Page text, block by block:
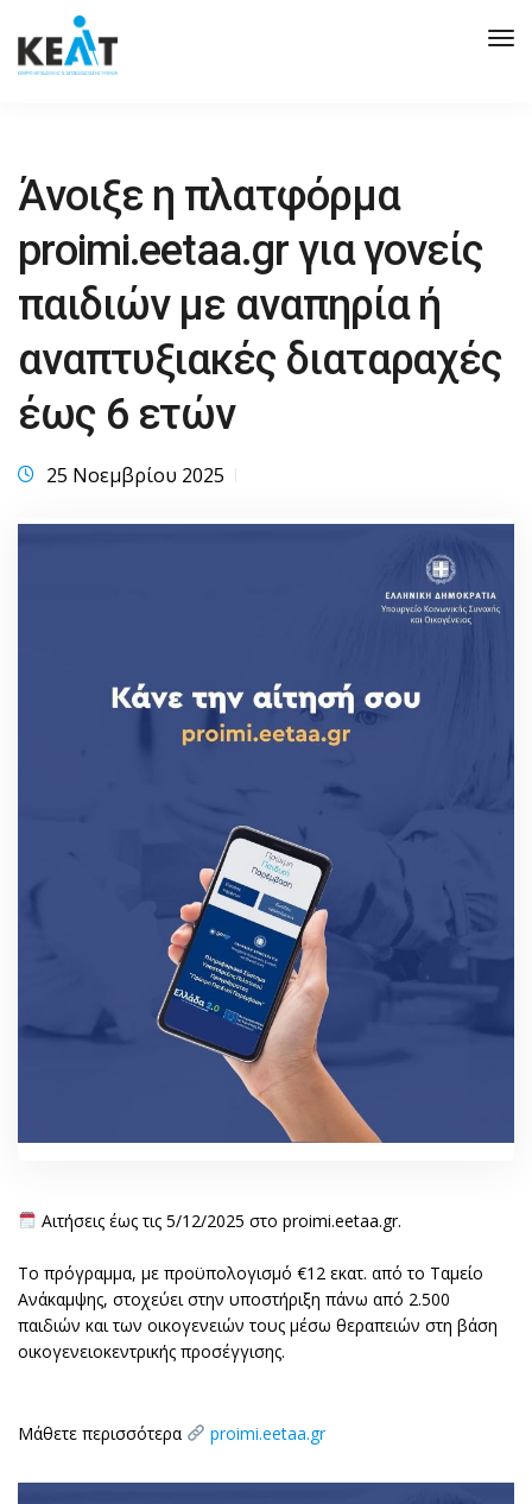
Άνοιξε η πλατφόρμα
proimi.eetaa.gr για γονείς
παιδιών με αναπηρία ή
αναπτυξιακές διαταραχές
έως 6 ετών
25 Νοεμβρίου 2025
Αιτήσεις έως τις 5/12/2025 στο proimi.eetaa.gr.
Το πρόγραμμα, με προϋπολογισμό €12 εκατ. από το Ταμείο
Ανάκαμψης, στοχεύει στην υποστήριξη πάνω από 2.500
παιδιών και των οικογενειών τους μέσω θεραπειών στη βάση
οικογενειοκεντρικής προσέγγισης.
Μάθετε περισσότερα proimi.eetaa.gr